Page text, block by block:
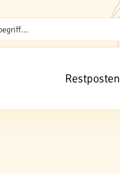
Restposten